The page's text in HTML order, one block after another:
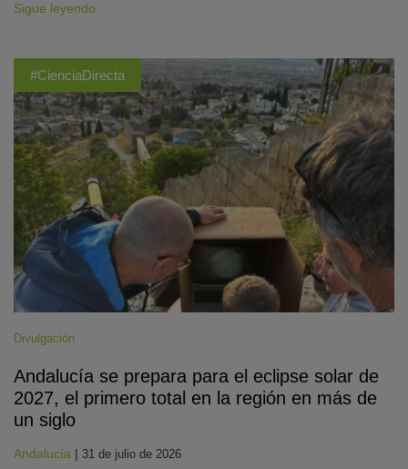
Sigue leyendo
#CienciaDirecta
Divulgación
Andalucía se prepara para el eclipse solar de
2027, el primero total en la región en más de
un siglo
Andalucía | 31 de julio de 2026